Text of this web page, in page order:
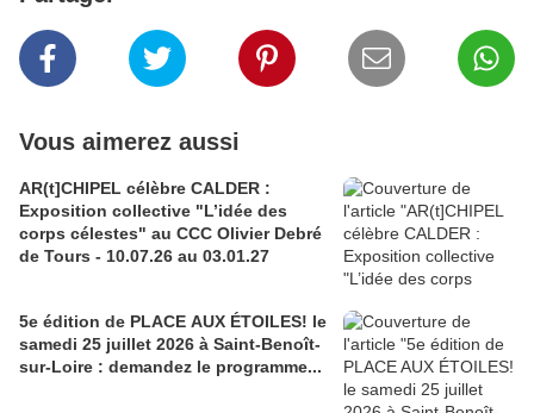
Vous aimerez aussi
AR(t]CHIPEL célèbre CALDER :
Exposition collective "L’idée des
corps célestes" au CCC Olivier Debré
de Tours - 10.07.26 au 03.01.27
5e édition de PLACE AUX ÉTOILES! le
samedi 25 juillet 2026 à Saint-Benoît-
sur-Loire : demandez le programme...